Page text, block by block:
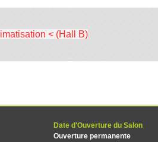
< (Hall B)
Date d'Ouverture du Salon
Ouverture permanente